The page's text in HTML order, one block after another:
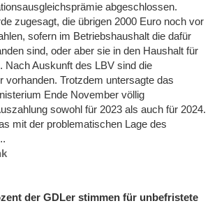
abgeschlossen.
zugesagt, die übrigen 2000 Euro noch vor
sofern im Betriebshaushalt die dafür
sind, oder aber sie in den Haushalt für
Nach Auskunft des LBV sind die
vorhanden. Trotzdem untersagte das
Ende November völlig
sowohl für 2023 als auch für 2024.
mit der problematischen Lage des
der GDLer stimmen für unbefristete